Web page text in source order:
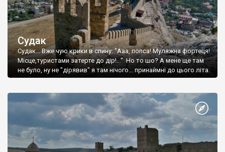
Судак
Судак... Вже чую крики в спину: "Ааа, попса! Муляжна фортеця!
Місце,туристами затерте до дір!..." Но то шо? А мене ще там
не було, ну не "дірявив" я там нічого... принаймні до цього літа.